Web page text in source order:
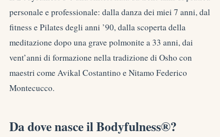
personale e professionale: dalla danza dei miei 7 anni, dal
fitness e Pilates degli anni ’90, dalla scoperta della
meditazione dopo una grave polmonite a 33 anni, dai
vent’anni di formazione nella tradizione di Osho con
maestri come Avikal Costantino e Nitamo Federico
Montecucco.
Da dove nasce il Bodyfulness®?